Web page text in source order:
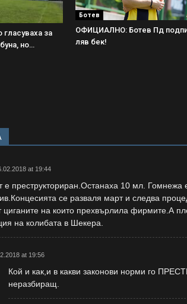
за
но…
Ботев
ОФИЦИАЛНО: Ботев Пд
ляв бек!
at 19:44
е преструкториран.Останаха 10 мл.
се разваля март и следва
циганите на които прехвърлила фирмите.А
на колибата в Шекера.
at 19:56
Кой и как,и в какви законови норми го
неразбиращ.